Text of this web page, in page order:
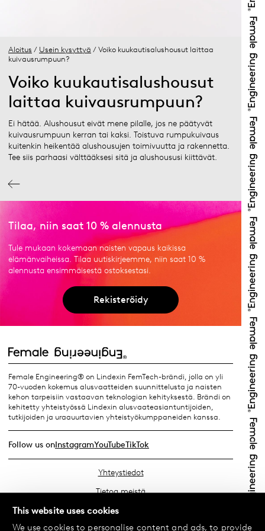
This website uses cookies
We use cookies to personalise content and ads, to provide
Aloitus / Usein kysyttyä / Voiko kuukautisalushousut laittaa
kuivausrumpuun?
Voiko kuukautisalushousut
laittaa kuivausrumpuun?
Ei hätää. Alushousut eivät mene pilalle, jos ne päätyvät
kuivausrumpuun kerran tai kaksi. Toistuva rumpukuivaus
kuitenkin heikentää alushousujen toimivuutta ja rakennetta.
Tee siis parhaasi välttääksesi sitä ja alushoususi kiittävät.
Tilaa, niin saat 10 % alennusta
Tule mukaan kokemaan naisten vapaus kaikissa
elämänvaiheissa. Tilaa uutiskirjeemme, niin saat 10 %
alennusta ensimmäisestä ostoksestasi.
Rekisteröidy
Female Engineering® on Lindexin FemTech-brändi, jolla on yli
70-vuoden kokemus alusvaatteiden suunnittelusta ja naisten
kehon tarpeisiin vastaavan teknologian kehityksestä. Brändi on
kehitetty yhteistyössä Lindexin alusvaateasiantuntijoiden,
tutkijoiden ja uraauurtavien yhteistyökumppaneiden kanssa.
Follow us onInstagramYouTubeTikTok
Yhteystiedot
Tietoa meistä
Etsi lähin myymäläsi